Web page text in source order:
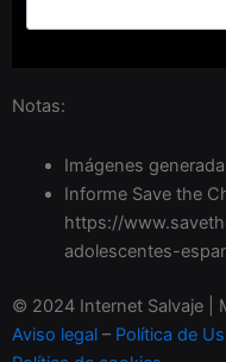
Notas:
Imágenes
Informe Save the
https://
adolescentes-
© 2024 Internet Salvaje |
Aviso legal – Política de